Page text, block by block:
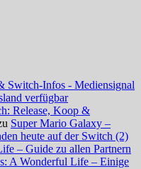
Switch-Infos - Mediensignal
verfügbar
Release, Koop &
Super Mario Galaxy –
heute auf der Switch (2)
– Guide zu allen Partnern
A Wonderful Life – Einige